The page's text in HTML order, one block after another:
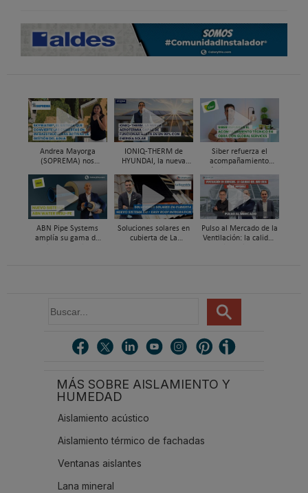
Andrea Mayorga
(SOPREMA) nos
cubierta azul-verde
IONIQ-THERM de
HYUNDAI, la nueva
funcionar hasta en un
98% con energía solar
Siber refuerza el
acompañamiento
soporte al instalador
con Global Services
ABN Pipe Systems
amplía su gama de
Soluciones solares en
cubierta de La
Pulso al Mercado de la
Ventilación: la calidad
u
MÁS SOBRE AISLAMIENTO Y
HUMEDAD
Aislamiento acústico
Aislamiento térmico de fachadas
Ventanas aislantes
Lana mineral